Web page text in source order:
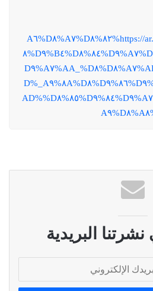
https://ar.wikipedia.org/wiki/%D٩%٨٢%D٨%A٧%D٨%A٦
%D٩%٨٥%D٨%A٩_%D٨%A٧%D٩%٨٤%D٨%B٤%D٩%٨
٧%D٨%A٧%D٨%AF%D٨%A٧%D٨%AA_%D٨%A٧%D٩
%٨٤%D٩%٨٥%D٩%٨٧%D٩%٨٦%D٩%٨A%D٨%A٩_%D
٩%٨١%D٩%٨A_%D٨%A٧%D٩%٨٤%D٩%٨٥%D٨%AD%
البريدية